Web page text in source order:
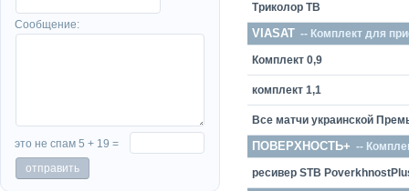
Сообщение:
это не спам 5 + 19 =
Триколор ТВ
VIASAT -- Комплект для
Комплект 0,9
комплект 1,1
Все матчи украинской
ПОВЕРХНОСТЬ+ --
ресивер STB